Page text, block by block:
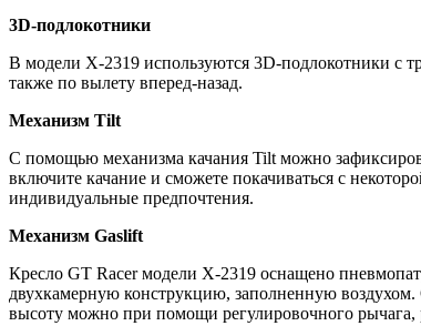
3D-подлокотники
В модели X-2319 используются 3D-подлокотники с
также по вылету вперед-назад.
Механизм Tilt
С помощью механизма качания Tilt можно
включите качание и сможете покачиваться с
индивидуальные предпочтения.
Механизм Gaslift
Кресло GT Racer модели X-2319 оснащено
двухкамерную конструкцию, заполненную воздухом.
высоту можно при помощи регулировочного рычага,